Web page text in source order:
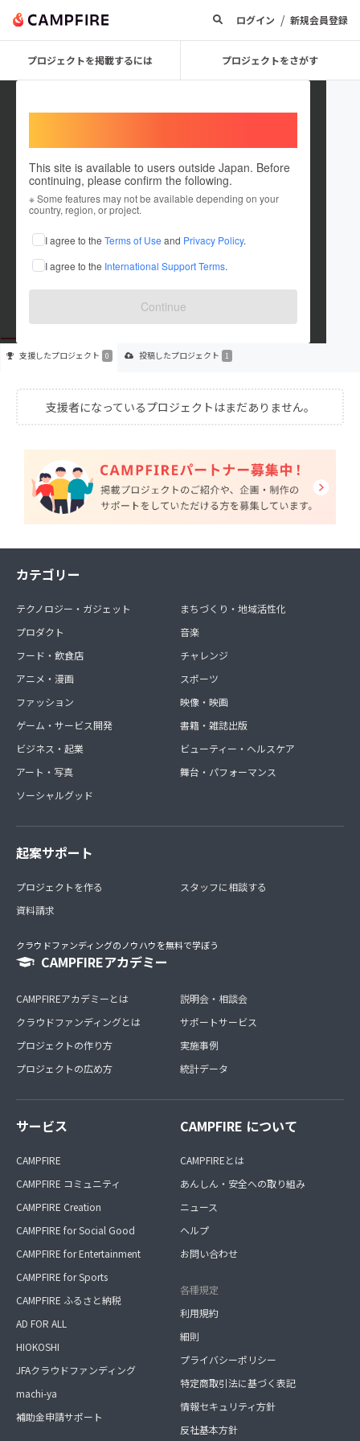
ログイン / 新規会員登録
プロジェクトを掲載するには プロジェクトをさがす
This site is available to users outside Japan. Before
continuing, please confirm the following.
※ Some features may not be available depending on your
country, region, or project.
I agree to the Terms of Use and Privacy Policy.
I agree to the International Support Terms.
Continue
ALL IN ONE PROTEIN
これまでに1件のプロジェクトを投稿しています
在住国：日本 現在地：未設定
出身国：日本 出身地：未設定
支援したプロジェクト 0 投稿したプロジェクト 1
支援者になっているプロジェクトはまだありません。
カテゴリー
テクノロジー・ガジェット
プロダクト
フード・飲食店
アニメ・漫画
ファッション
ゲーム・サービス開発
ビジネス・起業
アート・写真
ソーシャルグッド
まちづくり・地域活性化
音楽
チャレンジ
スポーツ
映像・映画
書籍・雑誌出版
ビューティー・ヘルスケア
舞台・パフォーマンス
起案サポート
プロジェクトを作る
資料請求
スタッフに相談する
クラウドファンディングのノウハウを無料で学ぼう
CAMPFIREアカデミー
CAMPFIREアカデミーとは
クラウドファンディングとは
プロジェクトの作り方
プロジェクトの広め方
説明会・相談会
サポートサービス
実施事例
統計データ
サービス
CAMPFIRE
CAMPFIRE コミュニティ
CAMPFIRE Creation
CAMPFIRE for Social Good
CAMPFIRE for Entertainment
CAMPFIRE for Sports
CAMPFIRE ふるさと納税
AD FOR ALL
HIOKOSHI
JFAクラウドファンディング
machi-ya
補助金申請サポート
CAMPFIRE について
CAMPFIREとは
あんしん・安全への取り組み
ニュース
ヘルプ
お問い合わせ
各種規定
利用規約
細則
プライバシーポリシー
特定商取引法に基づく表記
情報セキュリティ方針
反社基本方針